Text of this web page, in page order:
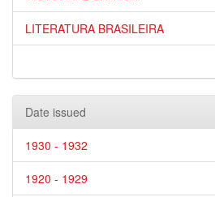
LITERATURA BRASILEIRA
Date issued
1930 - 1932
1920 - 1929